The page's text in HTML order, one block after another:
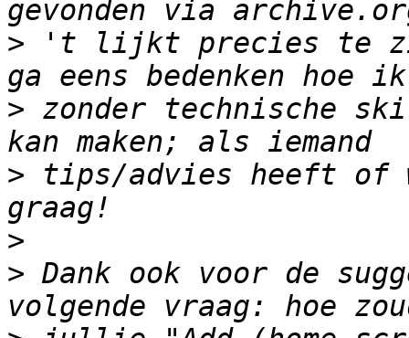
> 't lijkt precies te
> zonder technische
> tips/advies heeft of
>
> Dank ook voor de